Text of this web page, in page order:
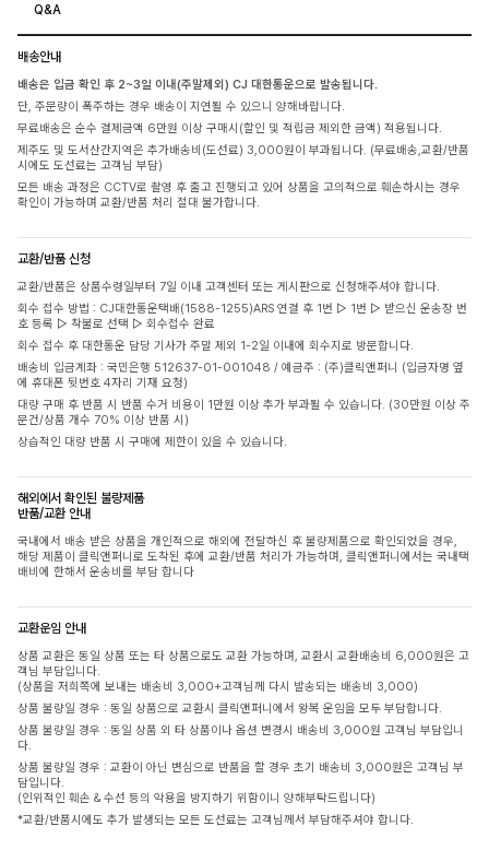
Q&A
배송안내
배송은 입금 확인 후 2~3일 이내(주말제외) CJ 대한통운으로 발송됩니다.
단, 주문량이 폭주하는 경우 배송이 지연될 수 있으니 양해바랍니다.
무료배송은 순수 결제금액 6만원 이상 구매시(할인 및 적립금 제외한 금액) 적용됩니다.
제주도 및 도서산간지역은 추가배송비(도선료) 3,000원이 부과됩니다. (무료배송,교환/반품
시에도 도선료는 고객님 부담)
모든 배송 과정은 CCTV로 촬영 후 출고 진행되고 있어 상품을 고의적으로 훼손하시는 경우
확인이 가능하며 교환/반품 처리 절대 불가합니다.
교환/반품 신청
교환/반품은 상품수령일부터 7일 이내 고객센터 또는 게시판으로 신청해주셔야 합니다.
회수 접수 방법 : CJ대한통운택배(1588-1255)ARS 연결 후 1번 ▷ 1번 ▷ 받으신 운송장 번
호 등록 ▷ 착불로 선택 ▷ 회수접수 완료
회수 접수 후 대한통운 담당 기사가 주말 제외 1-2일 이내에 회수지로 방문합니다.
배송비 입금계좌 : 국민은행 512637-01-001048 / 예금주 : (주)클릭앤퍼니 (입금자명 옆
에 휴대폰 뒷번호 4자리 기재 요청)
대량 구매 후 반품 시 반품 수거 비용이 1만원 이상 추가 부과될 수 있습니다. (30만원 이상 주
문건/상품 개수 70% 이상 반품 시)
상습적인 대량 반품 시 구매에 제한이 있을 수 있습니다.
해외에서 확인된 불량제품
반품/교환 안내
국내에서 배송 받은 상품을 개인적으로 해외에 전달하신 후 불량제품으로 확인되었을 경우,
해당 제품이 클릭앤퍼니로 도착된 후에 교환/반품 처리가 가능하며, 클릭앤퍼니에서는 국내택
배비에 한해서 운송비를 부담 합니다
교환운임 안내
상품 교환은 동일 상품 또는 타 상품으로도 교환 가능하며, 교환시 교환배송비 6,000원은 고
객님 부담입니다.
(상품을 저희쪽에 보내는 배송비 3,000+고객님께 다시 발송되는 배송비 3,000)
상품 불량일 경우 : 동일 상품으로 교환시 클릭앤퍼니에서 왕복 운임을 모두 부담합니다.
상품 불량일 경우 : 동일 상품 외 타 상품이나 옵션 변경시 배송비 3,000원 고객님 부담입니
다.
상품 불량일 경우 : 교환이 아닌 변심으로 반품을 할 경우 초기 배송비 3,000원은 고객님 부
담입니다.
(인위적인 훼손 & 수선 등의 악용을 방지하기 위함이니 양해부탁드립니다)
*교환/반품시에도 추가 발생되는 모든 도선료는 고객님께서 부담해주셔야 합니다.